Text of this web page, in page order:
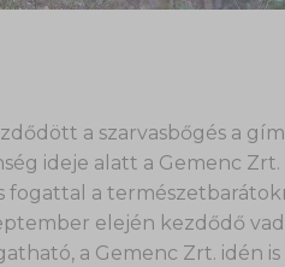
a szarvasbőgés a
ideje alatt a Gemenc
fogattal a
elején kezdődő
a Gemenc Zrt. idén